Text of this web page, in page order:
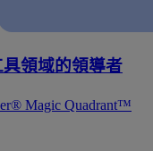
領域的領導者
Magic Quadrant™